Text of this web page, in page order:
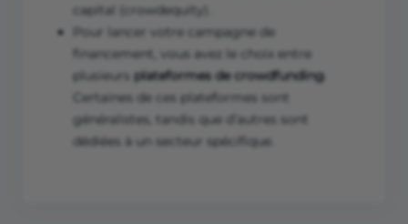
capital (crowdequity).
Pour lancer votre campagne de
financement, vous avez le choix entre
plusieurs plateformes de crowdfunding.
Certaines de ces plateformes sont
généralistes, tandis que d’autres sont
dédiées à un secteur spécifique.